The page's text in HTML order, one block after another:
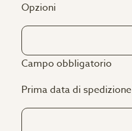
Opzioni
Campo obbligatorio
Prima data di spedizione